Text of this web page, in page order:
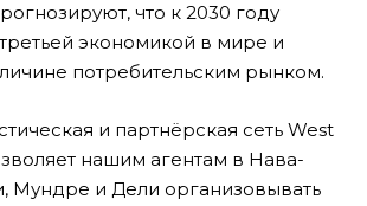
что к 2030 году
экономикой в мире и
потребительским рынком.
и партнёрская сеть West
нашим агентам в Нава-
Мундре и Дели организовывать